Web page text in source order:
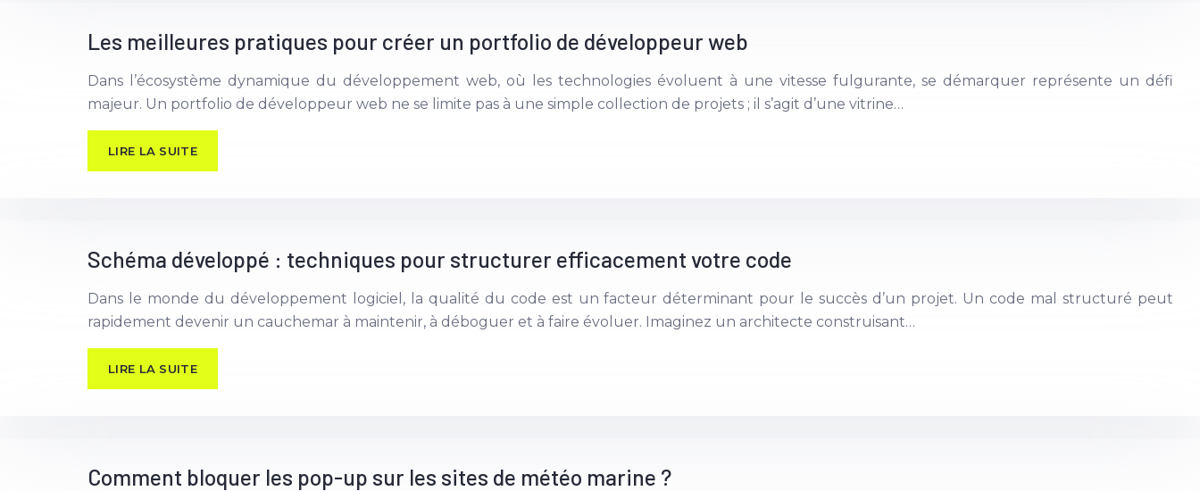
Les meilleures pratiques pour créer un portfolio de développeur web
Dans l’écosystème dynamique du développement web, où les technologies évoluent à une vitesse fulgurante, se démarquer représente un défi
majeur. Un portfolio de développeur web ne se limite pas à une simple collection de projets ; il s’agit d’une vitrine…
LIRE LA SUITE
Schéma développé : techniques pour structurer efficacement votre code
Dans le monde du développement logiciel, la qualité du code est un facteur déterminant pour le succès d’un projet. Un code mal structuré peut
rapidement devenir un cauchemar à maintenir, à déboguer et à faire évoluer. Imaginez un architecte construisant…
LIRE LA SUITE
Comment bloquer les pop-up sur les sites de météo marine ?